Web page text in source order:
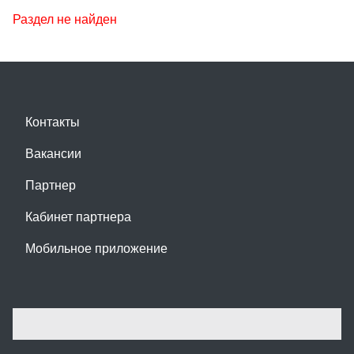
Раздел не найден
Контакты
Вакансии
Партнер
Кабинет партнера
Мобильное приложение